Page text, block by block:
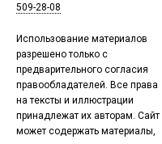
509-28-08
Использование материалов
разрешено только с
предварительного согласия
правообладателей. Все права
на тексты и иллюстрации
принадлежат их авторам. Сайт
может содержать материалы,